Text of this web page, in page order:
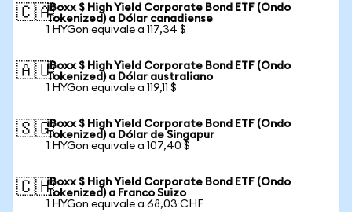
🇨🇦iBoxx $ High Yield Corporate Bond ETF (Ondo
Tokenized) a Dólar canadiense
1 HYGon equivale a 117,34 $
🇦🇺iBoxx $ High Yield Corporate Bond ETF (Ondo
Tokenized) a Dólar australiano
1 HYGon equivale a 119,11 $
🇸🇬iBoxx $ High Yield Corporate Bond ETF (Ondo
Tokenized) a Dólar de Singapur
1 HYGon equivale a 107,40 $
🇨🇭iBoxx $ High Yield Corporate Bond ETF (Ondo
Tokenized) a Franco Suizo
1 HYGon equivale a 68,03 CHF